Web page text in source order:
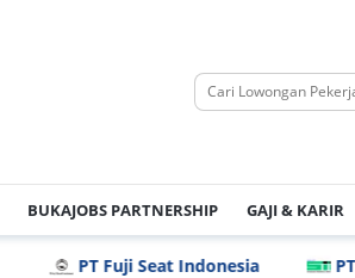
BUKAJOBS PARTNERSHIP GAJI & KARIR
PT Fuji Seat Indonesia PT